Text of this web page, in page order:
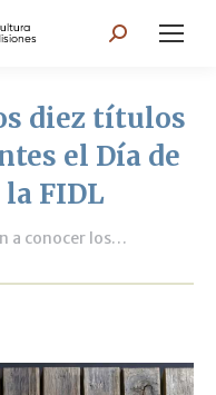
Search:
diez títulos
el Día de
FIDL
a conocer los…